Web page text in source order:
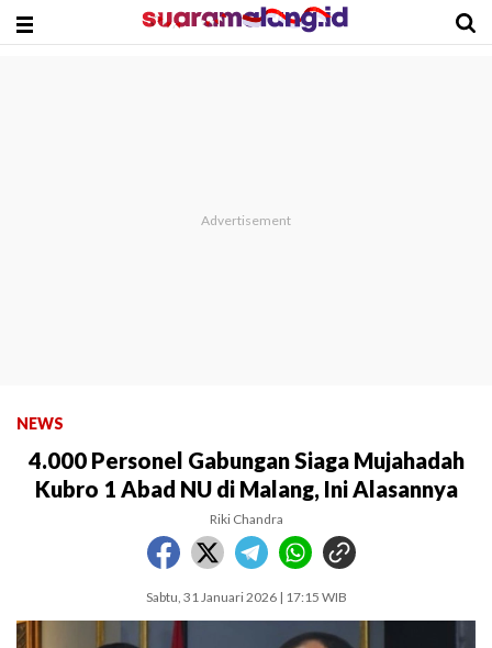
NEWS
4.000 Personel Gabungan Siaga Mujahadah
Kubro 1 Abad NU di Malang, Ini Alasannya
Riki Chandra
Sabtu, 31 Januari 2026 | 17:15 WIB